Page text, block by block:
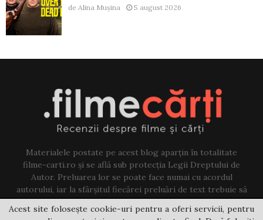
de Alina Mușina 5 august 2026
Materialele postate pe acest blog aparțin în totalitate
filme-carti.ro și se află sub protecția Legii Dreptului de
Autor. Preluarea lor se poate face numai cu acordul
autorului, iar la sfârșitul fiecărei preluări de text trebuie să
existe un link către acest blog.
Acest site folosește cookie-uri pentru a oferi servicii, pentru